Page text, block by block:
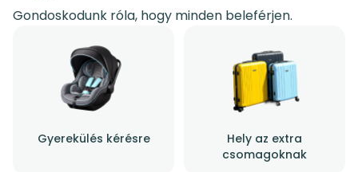
Gondoskodunk róla, hogy minden beleférjen.
Gyerekülés kérésre
Hely az extra
csomagoknak